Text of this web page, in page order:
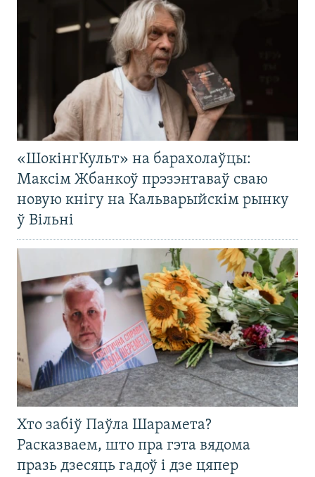
«ШокінгКульт» на барахолаўцы:
Максім Жбанкоў прэзэнтаваў сваю
новую кнігу на Кальварыйскім рынку
ў Вільні
Хто забіў Паўла Шарамета?
Расказваем, што пра гэта вядома
празь дзесяць гадоў і дзе цяпер